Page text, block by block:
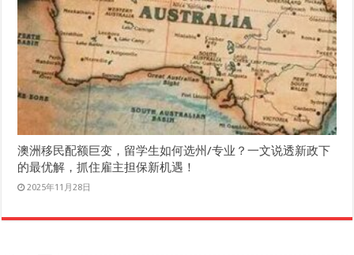
澳洲移民配额巨变，留学生如何选州/专业？一文说透新政下
的最优解，抓住雇主担保新机遇！
2025年11月28日